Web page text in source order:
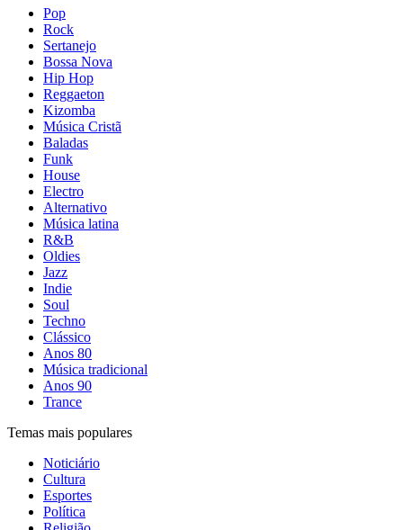
Pop
Rock
Sertanejo
Bossa Nova
Hip Hop
Reggaeton
Kizomba
Música Cristã
Baladas
Funk
House
Electro
Alternativo
Música latina
R&B
Oldies
Jazz
Indie
Soul
Techno
Clássico
Anos 80
Música tradicional
Anos 90
Trance
Temas mais populares
Noticiário
Cultura
Esportes
Política